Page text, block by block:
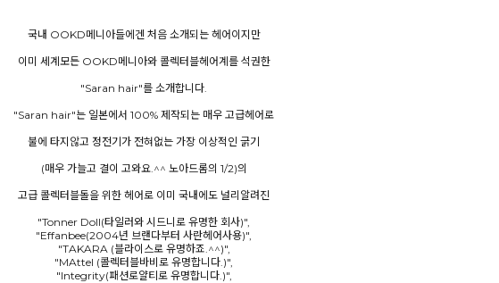
국내 OOKD메니아들에겐 처음 소개되는 헤어이지만
이미 세계모든 OOKD메니아와 콜렉터블헤어계를 석권한
"Saran hair"를 소개합니다.
"Saran hair"는 일본에서 100% 제작되는 매우 고급헤어로
불에 타지않고 정전기가 전혀없는 가장 이상적인 굵기
(매우 가늘고 결이 고와요.^^ 노아드롬의 1/2)의
고급 콜렉터블돌을 위한 헤어로 이미 국내에도 널리알려진
"Tonner Doll(타일러와 시드니로 유명한 회사)",
"Effanbee(2004년 브랜다부터 사란헤어사용)",
"TAKARA (블라이스로 유명하죠.^^)",
"MAttel (콜렉터블바비로 유명합니다.)",
"Integrity(패션로얄티로 유명합니다.)",